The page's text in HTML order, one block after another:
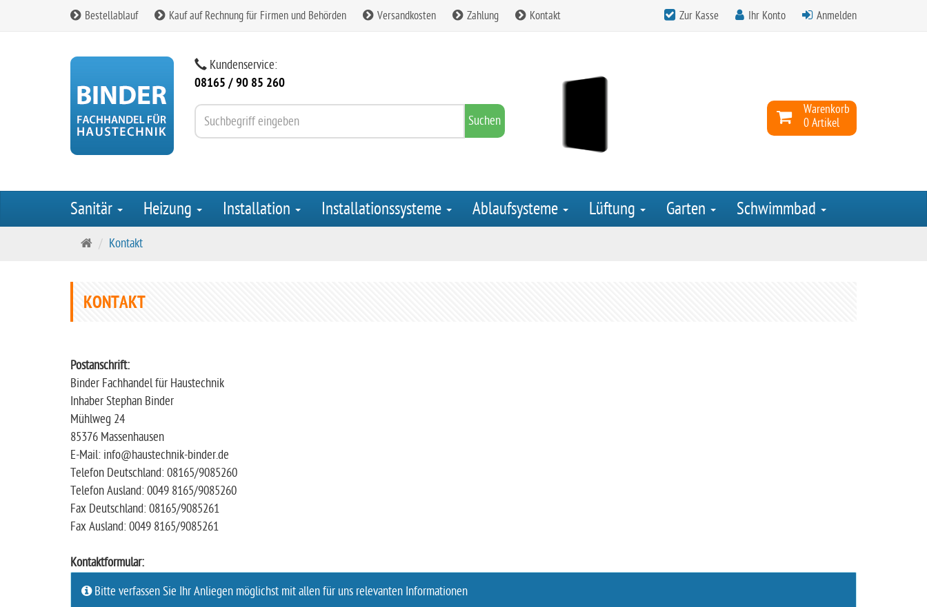
Bestellablauf Kauf auf Rechnung für Firmen und Behörden Versandkosten Zahlung Kontakt Zur Kasse Ihr Konto Anmelden
Kundenservice:
08165 / 90 85 260
Suchen
Warenkorb
0 Artikel
Sanitär Heizung Installation Installationssysteme Ablaufsysteme Lüftung Garten Schwimmbad
S
r
i
t
e
Kontakt
KONTAKT
Postanschrift:
Binder Fachhandel für Haustechnik
Inhaber Stephan Binder
Mühlweg 24
85376 Massenhausen
E-Mail: info@haustechnik-binder.de
Telefon Deutschland: 08165/9085260
Telefon Ausland: 0049 8165/9085260
Fax Deutschland: 08165/9085261
Fax Ausland: 0049 8165/9085261
Kontaktformular:
Bitte verfassen Sie Ihr Anliegen möglichst mit allen für uns relevanten Informationen